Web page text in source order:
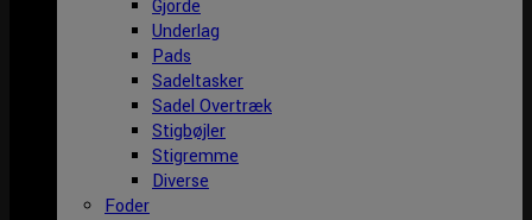
Gjorde
Underlag
Pads
Sadeltasker
Sadel Overtræk
Stigbøjler
Stigremme
Diverse
Foder